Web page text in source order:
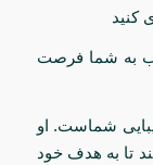
کنید
به شما فرصت
شماست. او
تا به هدف خود